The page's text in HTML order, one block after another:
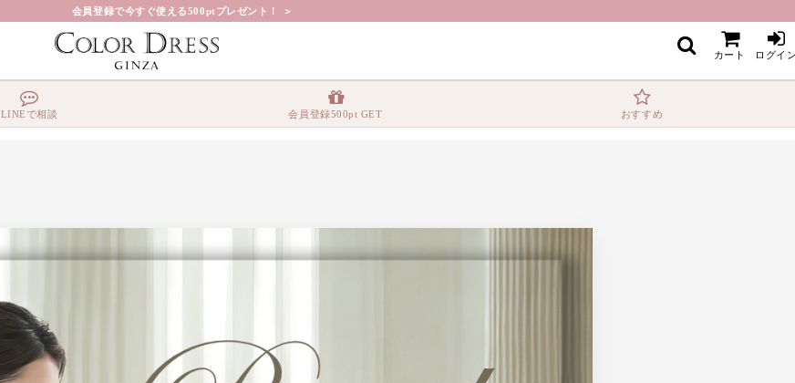
会員登録で今すぐ使える500ptプレゼント！ ＞
カート ログイ
LINEで相談 会員登録500pt GET おすすめ